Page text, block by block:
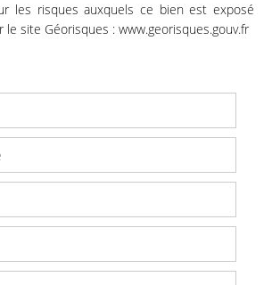
les risques auxquels ce bien est exposé
site Géorisques : www.georisques.gouv.fr